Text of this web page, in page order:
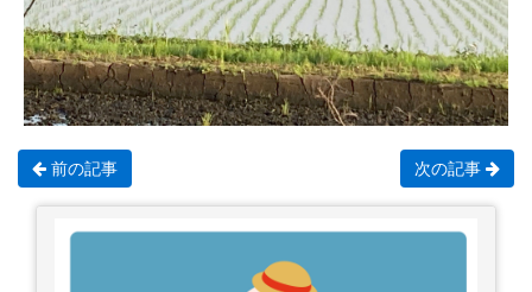
前の記事 次の記事